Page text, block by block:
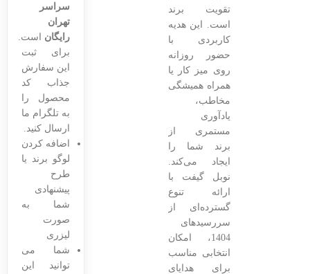
تقویت برند
است. این هدیه
کاربردی با
حضور روزانه
روی میز کار یا
همراه همیشگی
مخاطب،
یادآوری
مستمری از
برند شما را
ایجاد می‌کند.
نوبل گیفت با
ارائه تنوع
گسترده‌ای از
سررسیدهای
1404، امکان
انتخابی مناسب
برای هدایای
سراسر
تهران
رایگان است.
برای ثبت
این سفارش
جذاب کد
محصول را
به تلگرام ما
ارسال کنید.
اضافه کردن
لوگو برند یا
طرح
پیشنهادی
شما به
صورت
لیزری
شما می
توانید این